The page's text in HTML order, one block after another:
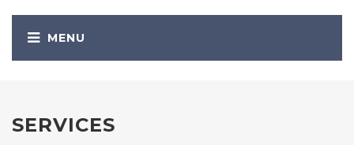
SERVICES